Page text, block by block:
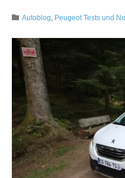
Autoblog, Peugeot Tests und